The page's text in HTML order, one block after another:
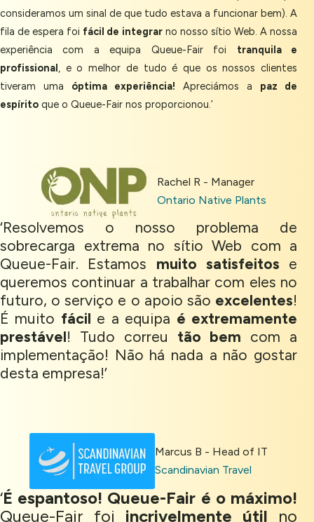
consideramos um sinal de que tudo estava a funcionar bem). A
fila de espera foi fácil de integrarno nosso sítio Web. A nossa
experiência com a equipa Queue-Fair foi tranquila e
profissional, e o melhor de tudo é que os nossos clientes
tiveram uma óptima experiência! Apreciámos a paz de
espírito que o Queue-Fair nos proporcionou.’
Rachel R - Manager
Ontario Native Plants
‘Resolvemos o nosso problema de
sobrecarga extrema no sítio Web com a
Queue-Fair. Estamos muito satisfeitos e
queremos continuar a trabalhar com eles no
futuro, o serviço e o apoio são excelentes!
É muito fácil e a equipa é extremamente
prestável! Tudo correu tão bem com a
implementação! Não há nada a não gostar
desta empresa!’
Marcus B - Head of IT
Scandinavian Travel
‘É espantoso! Queue-Fair é o máximo!
Queue-Fair foi incrivelmente útil no